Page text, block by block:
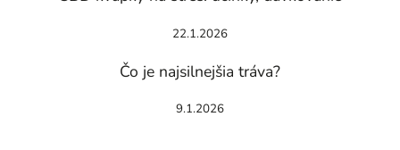
22.1.2026
Čo je najsilnejšia tráva?
9.1.2026